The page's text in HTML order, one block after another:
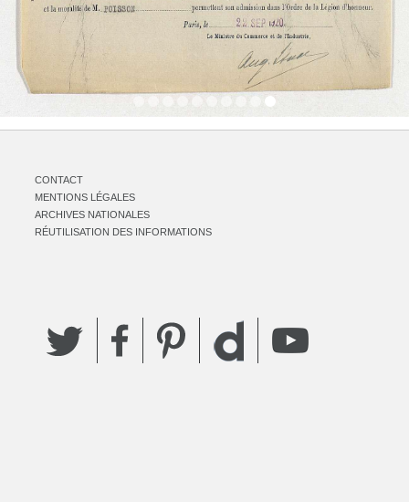
CONTACT
MENTIONS LÉGALES
ARCHIVES NATIONALES
RÉUTILISATION DES INFORMATIONS